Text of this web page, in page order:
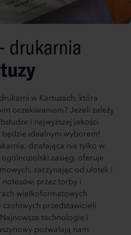
drukarnia
w Kartuzach, która
oczekiwaniom? Jeżeli zależy
i najwyższej jakości
idealnym wyborem!
działająca nie tylko w
ogólnopolski zasięg, oferuje
zaczynając od ulotek i
przez torby i
wielkoformatowych
czołowych przedstawicieli
technologie i
pozwalają nam